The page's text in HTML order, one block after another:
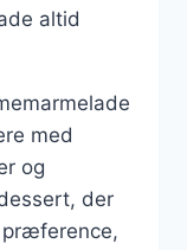
altid
med
og
der
præference,